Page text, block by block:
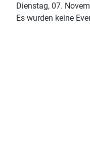
Dienstag, 07.
Es wurden keine